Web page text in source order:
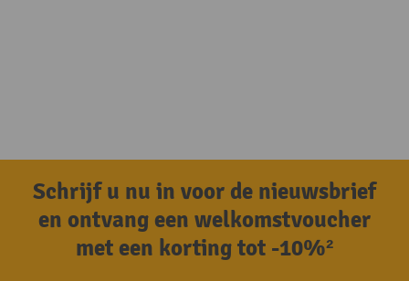
Schrijf u nu in voor de nieuwsbrief
en ontvang een welkomstvoucher
met een korting tot -10%²